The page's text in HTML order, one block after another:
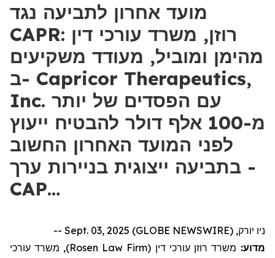
מועד אחרון לתביעה נגד
CAPR: רוזן, משרד עורכי דין
מהימן ומוביל, מעודד משקיעים
ב- Capricor Therapeutics,
Inc. עם הפסדים של יותר
מ-100 אלף דולר להבטיח ייעוץ
לפני המועד האחרון החשוב
בתביעה ייצוגית בניירות ערך -
CAP…
ניו יורק, Sept. 03, 2025 (GLOBE NEWSWIRE) --
מדוע: משרד רוזן עורכי דין (Rosen Law Firm), משרד עורכי